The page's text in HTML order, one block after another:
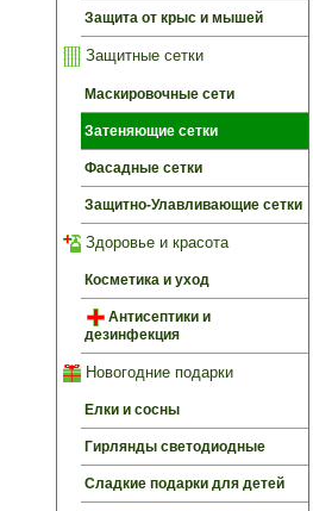
Защита от крыс и мышей
Защитные сетки
Маскировочные сети
Затеняющие сетки
Фасадные сетки
Защитно-Улавливающие сетки
Здоровье и красота
Косметика и уход
Антисептики и
дезинфекция
Новогодние подарки
Елки и сосны
Гирлянды светодиодные
Сладкие подарки для детей